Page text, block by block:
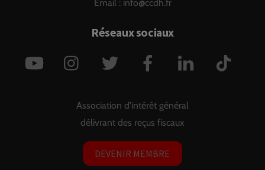
Email : info@ccdh.fr
Réseaux sociaux
YouTube Instagram Twitter Facebook LinkedIn
Association d'intérêt général
délivrant des reçus fiscaux
DEVENIR MEMBRE